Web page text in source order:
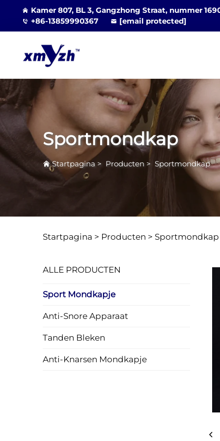
Kamer 807, BL 3, Gangzhong Straat, nummer
+86-13859990367
[email protected]
Sportmondkap
Startpagina> Producten > Sportmondkap
Startpagina > Producten > Sportmondkap
ALLE PRODUCTEN
Sport Mondkapje
Anti-Snore Apparaat
Tanden Bleken
Anti-Knarsen Mondkapje